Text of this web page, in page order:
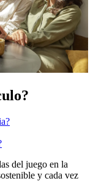
del juego en la
y cada vez